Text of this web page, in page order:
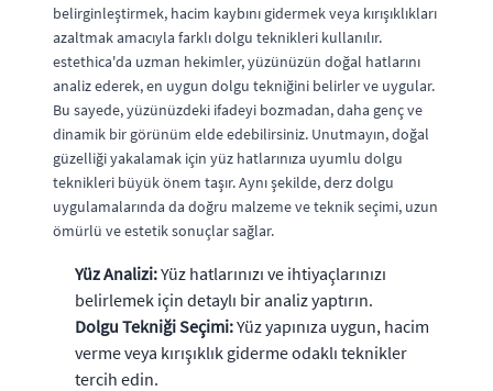
belirginleştirmek, hacim kaybını gidermek veya kırışıklıkları
azaltmak amacıyla farklı dolgu teknikleri kullanılır.
estethica'da uzman hekimler, yüzünüzün doğal hatlarını
analiz ederek, en uygun dolgu tekniğini belirler ve uygular.
Bu sayede, yüzünüzdeki ifadeyi bozmadan, daha genç ve
dinamik bir görünüm elde edebilirsiniz. Unutmayın, doğal
güzelliği yakalamak için yüz hatlarınıza uyumlu dolgu
teknikleri büyük önem taşır. Aynı şekilde, derz dolgu
uygulamalarında da doğru malzeme ve teknik seçimi, uzun
ömürlü ve estetik sonuçlar sağlar.
Yüz Analizi:Yüz hatlarınızı ve ihtiyaçlarınızı
belirlemek için detaylı bir analiz yaptırın.
Dolgu Tekniği Seçimi:Yüz yapınıza uygun, hacim
verme veya kırışıklık giderme odaklı teknikler
tercih edin.